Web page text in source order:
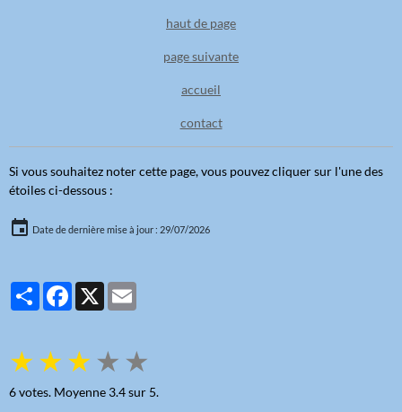
haut de page
page suivante
accueil
contact
Si vous souhaitez noter cette page, vous pouvez cliquer sur l'une des
étoiles ci-dessous :
Date de dernière mise à jour : 29/07/2026
PartagerFacebook
X
★★★ ★ ★
6votes. Moyenne 3.4sur 5.